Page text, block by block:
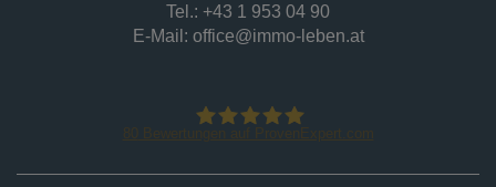
Tel.: +43 1 953 04 90
E-Mail: office@immo-leben.at
Bewertungen auf ProvenExpert.com